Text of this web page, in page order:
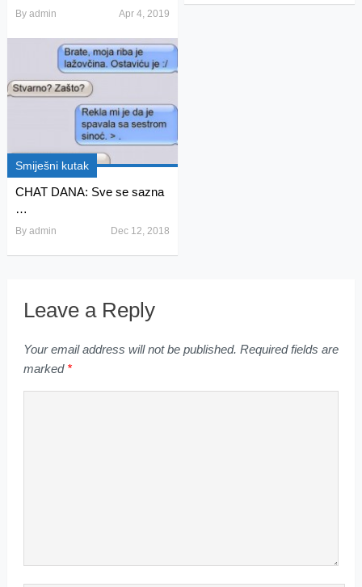
By admin Apr 4, 2019
Smiješni kutak
CHAT DANA: Sve se sazna
…
By admin Dec 12, 2018
Leave a Reply
Your email address will not be published. Required fields are
marked *